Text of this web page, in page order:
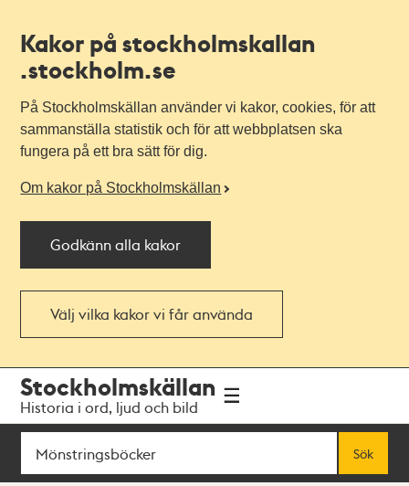
Kakor på stockholmskallan
.stockholm.se
På Stockholmskällan använder vi kakor, cookies, för att
sammanställa statistik och för att webbplatsen ska
fungera på ett bra sätt för dig.
Om kakor på Stockholmskällan
Godkänn alla kakor
Välj vilka kakor vi får använda
navigationen
huvudinnehållet
Stockholmskällan
Historia i ord, ljud och bild
Sök
Sök